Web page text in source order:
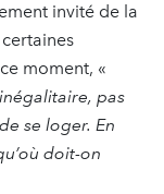
invité de la
moment, «
pas
se loger. En
doit-on